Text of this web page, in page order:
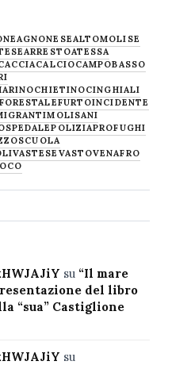
AGNONESEALTOMOLISE
ARRESTOATESSA
CALCIOCAMPOBASSO
CHIETINOCINGHIALI
FURTOINCIDENTE
MOLISANI
POLIZIAPROFUGHI
SCUOLA
VASTESE VASTOVENAFRO
su “Il mare
del libro
“sua” Castiglione
su